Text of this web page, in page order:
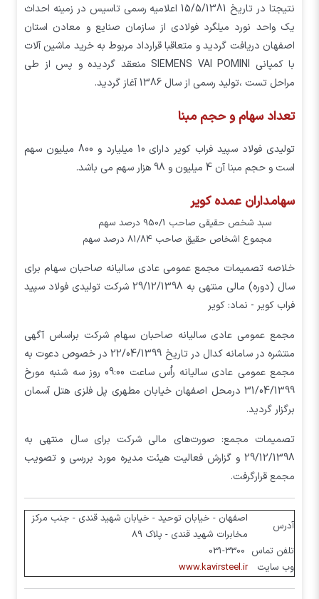
نتیجتا در تاریخ 15/5/1381 اعلامیه رسمی تاسیس در زمینه احداث
یک واحد نورد میلگرد فولادی از سازمان صنایع و معادن استان
اصفهان دریافت گردید و متعاقبا قرارداد مربوط به خرید ماشین آلات
با کمپانی SIEMENS VAI POMINI منعقد گردیده و پس از طی
مراحل تست ،تولید رسمی از سال 1386 آغاز گردید.
تعداد سهام و حجم مبنا
توليدي فولاد سپيد فراب كوير دارای 10 میلیارد و 800 میلیون سهم
است و حجم مبنا آن 4 میلیون و 98 هزار سهم می باشد.
سهامداران عمده کویر
سبد شخص حقیقی صاحب 950/1 درصد سهم
مجموع اشخاص حقیق صاحب 81/84 درصد سهم
خلاصه تصمیمات مجمع عمومی عادی سالیانه صاحبان سهام برای
سال (دوره) مالی منتهی به 29/12/1398 شرکت توليدي فولاد سپيد
فراب کوير - نماد: کوير
مجمع عمومی عادی سالیانه صاحبان سهام شرکت براساس آگهی
منتشره در سامانه کدال در تاریخ 22/04/1399 در خصوص دعوت به
مجمع عمومی عادی سالیانه راُس ساعت 09:00 روز سه شنبه مورخ
31/04/1399 درمحل اصفهان خيابان مطهري پل فلزي هتل آسمان
برگزار گردید.
تصمیمات مجمع: صورت‌های مالی شرکت برای سال منتهی به
29/12/1398 و گزارش فعالیت هیئت مدیره مورد بررسی و تصویب
مجمع قرارگرفت.
آدرس
اصفهان - خیابان توحید - خیابان شهید قندی - جنب مرکز
مخابرات شهید قندی - پلاک 89
تلفن تماس
وب سایت
www.kavirsteel.ir